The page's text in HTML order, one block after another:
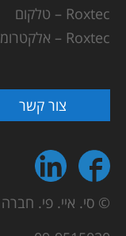
Roxtec – טלקום
Roxtec – אלקטרומגנטיות והארקה
צור קשר
© סי. איי. פי.